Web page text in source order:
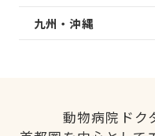
九州・沖縄
動物病院ドク